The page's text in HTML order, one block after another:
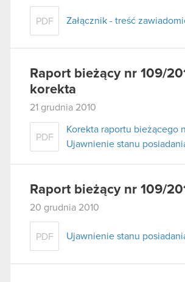
PDF Załącznik - treść
Raport bieżący nr 109/
korekta
21 grudnia 2010
PDF
Korekta raportu bieżącego
Ujawnienie stanu
Raport bieżący nr 109/
20 grudnia 2010
PDF Ujawnienie stanu